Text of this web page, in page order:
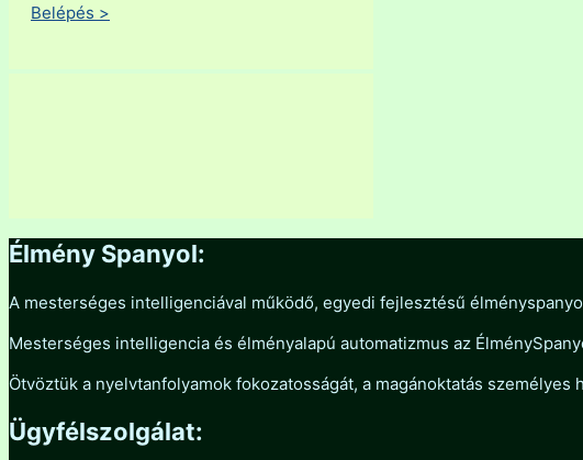
Belépés >
Élmény Spanyol:
A mesterséges intelligenciával működő, egyedi fejlesztésű
Mesterséges intelligencia és élményalapú automatizmus az
Ötvöztük a nyelvtanfolyamok fokozatosságát, a magánoktatás
Ügyfélszolgálat: